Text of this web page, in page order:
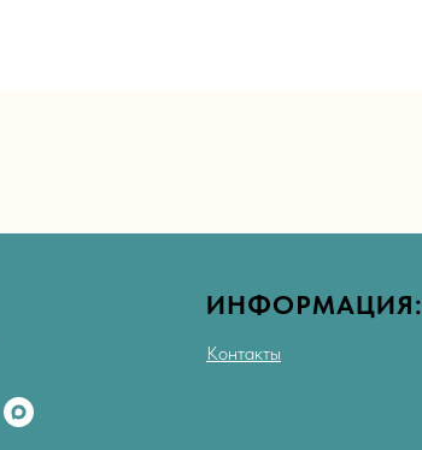
ИНФОРМАЦИЯ:
Контакты